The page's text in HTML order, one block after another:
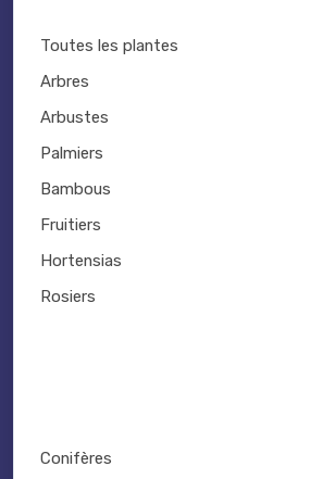
Toutes les plantes
Arbres
Arbustes
Palmiers
Bambous
Fruitiers
Hortensias
Rosiers
Conifères